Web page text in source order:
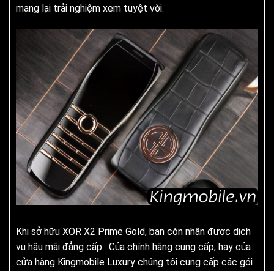
mang lại trải nghiệm xem tuyệt vời.
Khi sở hữu XOR X2 Prime Gold, bạn còn nhận được dịch
vụ hậu mãi đẳng cấp. Của chính hãng cung cấp, hay của
cửa hàng Kingmobile Luxury chúng tôi cung cấp các gói